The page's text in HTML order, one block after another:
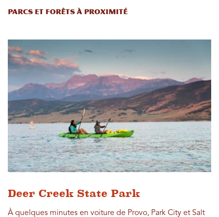
Parcs et forêts à proximité
Deer Creek State Park
À quelques minutes en voiture de Provo, Park City et Salt